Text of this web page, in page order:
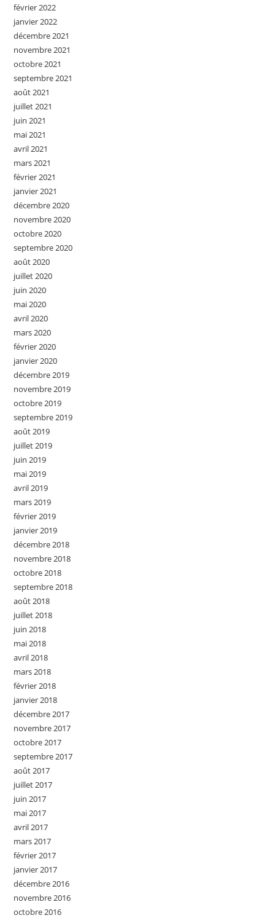
février 2022
janvier 2022
décembre 2021
novembre 2021
octobre 2021
septembre 2021
août 2021
juillet 2021
juin 2021
mai 2021
avril 2021
mars 2021
février 2021
janvier 2021
décembre 2020
novembre 2020
octobre 2020
septembre 2020
août 2020
juillet 2020
juin 2020
mai 2020
avril 2020
mars 2020
février 2020
janvier 2020
décembre 2019
novembre 2019
octobre 2019
septembre 2019
août 2019
juillet 2019
juin 2019
mai 2019
avril 2019
mars 2019
février 2019
janvier 2019
décembre 2018
novembre 2018
octobre 2018
septembre 2018
août 2018
juillet 2018
juin 2018
mai 2018
avril 2018
mars 2018
février 2018
janvier 2018
décembre 2017
novembre 2017
octobre 2017
septembre 2017
août 2017
juillet 2017
juin 2017
mai 2017
avril 2017
mars 2017
février 2017
janvier 2017
décembre 2016
novembre 2016
octobre 2016